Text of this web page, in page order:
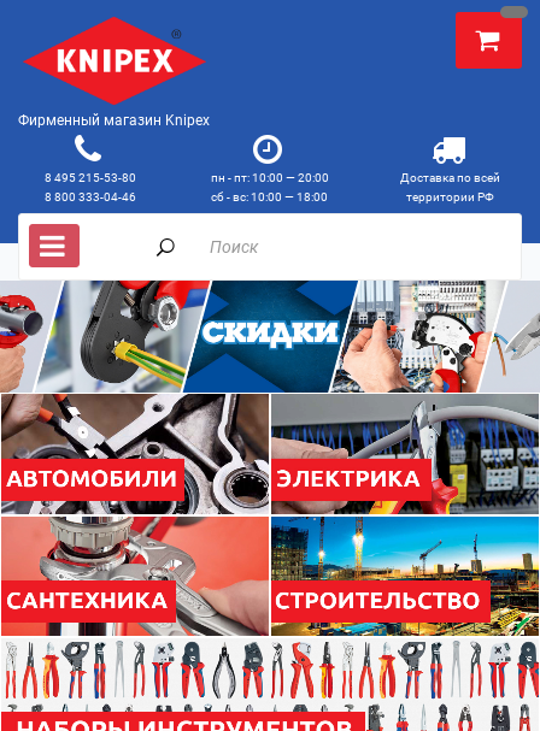
Фирменный магазин Knipex
8 495 215-53-80
8 800 333-04-46
пн - пт: 10:00 — 20:00
сб - вс: 10:00 — 18:00
Доставка по всей
территории РФ